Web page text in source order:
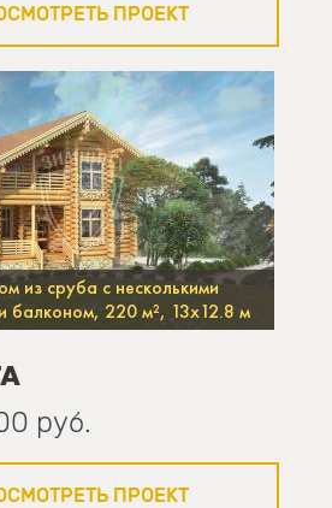
ПРОЕКТ
из сруба с несколькими
балконом, 220 м², 13х12.8 м
руб.
ПРОЕКТ